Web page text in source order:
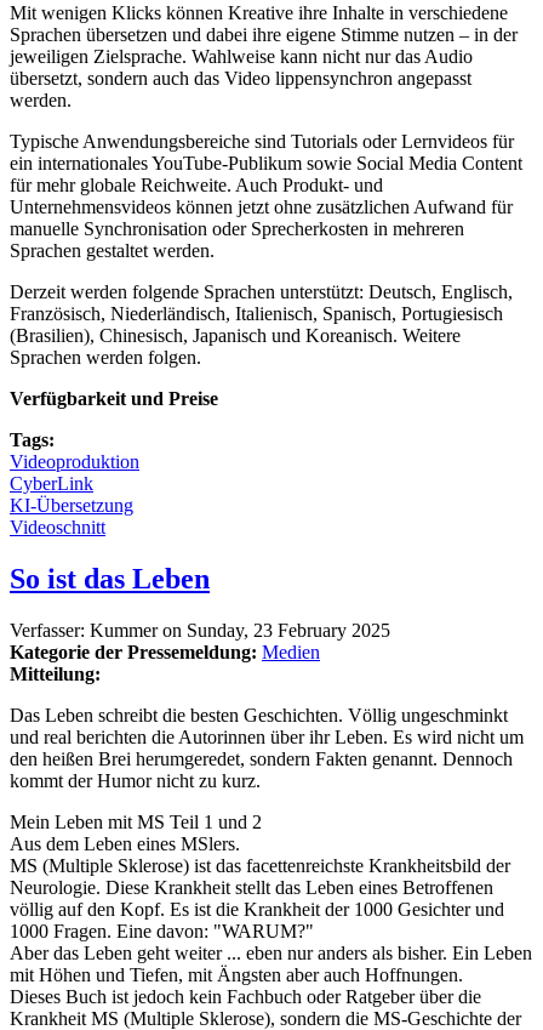
Mit wenigen Klicks können Kreative ihre Inhalte in verschiedene
Sprachen übersetzen und dabei ihre eigene Stimme nutzen – in der
jeweiligen Zielsprache. Wahlweise kann nicht nur das Audio
übersetzt, sondern auch das Video lippensynchron angepasst
werden.
Typische Anwendungsbereiche sind Tutorials oder Lernvideos für
ein internationales YouTube-Publikum sowie Social Media Content
für mehr globale Reichweite. Auch Produkt- und
Unternehmensvideos können jetzt ohne zusätzlichen Aufwand für
manuelle Synchronisation oder Sprecherkosten in mehreren
Sprachen gestaltet werden.
Derzeit werden folgende Sprachen unterstützt: Deutsch, Englisch,
Französisch, Niederländisch, Italienisch, Spanisch, Portugiesisch
(Brasilien), Chinesisch, Japanisch und Koreanisch. Weitere
Sprachen werden folgen.
Verfügbarkeit und Preise
Tags:
Videoproduktion
CyberLink
KI-Übersetzung
Videoschnitt
So ist das Leben
Verfasser: Kummeron Sunday, 23 February 2025
Kategorie der Pressemeldung: Medien
Mitteilung:
Das Leben schreibt die besten Geschichten. Völlig ungeschminkt
und real berichten die Autorinnen über ihr Leben. Es wird nicht um
den heißen Brei herumgeredet, sondern Fakten genannt. Dennoch
kommt der Humor nicht zu kurz.
Mein Leben mit MS Teil 1 und 2
Aus dem Leben eines MSlers.
MS (Multiple Sklerose) ist das facettenreichste Krankheitsbild der
Neurologie. Diese Krankheit stellt das Leben eines Betroffenen
völlig auf den Kopf. Es ist die Krankheit der 1000 Gesichter und
1000 Fragen. Eine davon: "WARUM?"
Aber das Leben geht weiter ... eben nur anders als bisher. Ein Leben
mit Höhen und Tiefen, mit Ängsten aber auch Hoffnungen.
Dieses Buch ist jedoch kein Fachbuch oder Ratgeber über die
Krankheit MS (Multiple Sklerose), sondern die MS-Geschichte der